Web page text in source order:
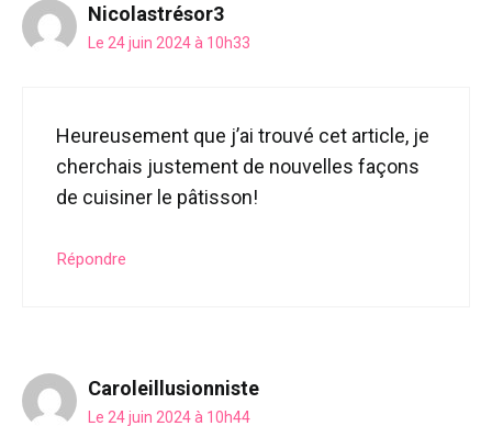
Nicolastrésor3
Le 24 juin 2024 à 10h33
Heureusement que j’ai trouvé cet article, je
cherchais justement de nouvelles façons
de cuisiner le pâtisson!
Répondre
Caroleillusionniste
Le 24 juin 2024 à 10h44